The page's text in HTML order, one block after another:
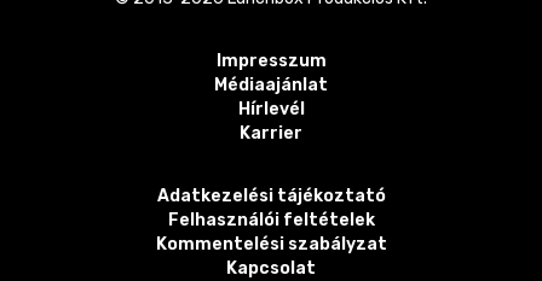
Impresszum
Médiaajánlat
Hírlevél
Karrier
Adatkezelési tájékoztató
Felhasználói feltételek
Kommentelési szabályzat
Kapcsolat